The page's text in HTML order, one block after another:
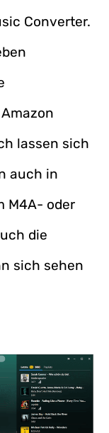
Converter.
lassen sich
auch in
M4A- oder
die
sich sehen